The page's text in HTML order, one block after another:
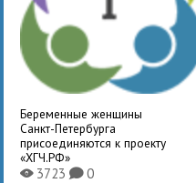
Беременные женщины
Санкт-Петербурга
присоединяются к проекту
«ХГЧ.РФ»
X3723K0